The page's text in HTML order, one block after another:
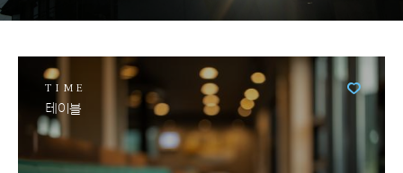
TIME
테이블